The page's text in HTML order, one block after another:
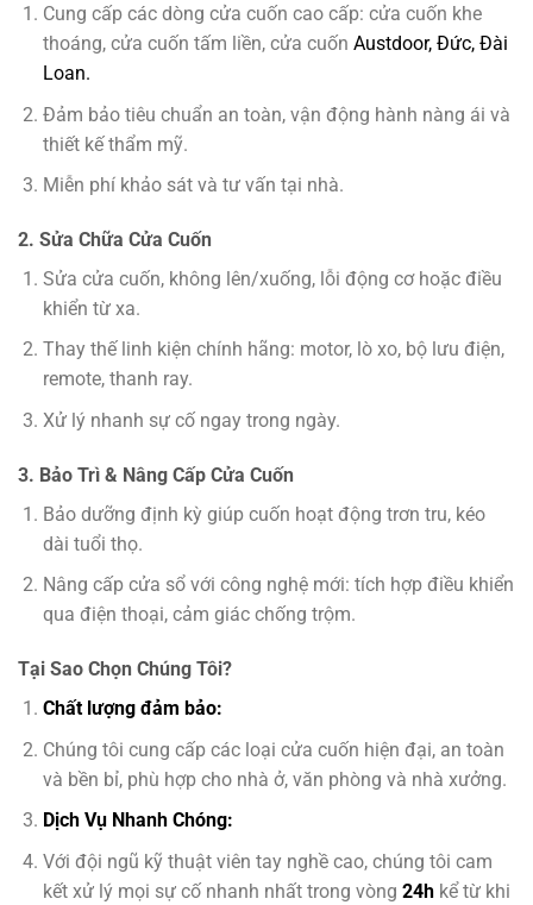
Cung cấp các dòng cửa cuốn cao cấp: cửa cuốn khe
thoáng, cửa cuốn tấm liền, cửa cuốn Austdoor, Đức, Đài
Loan.
Đảm bảo tiêu chuẩn an toàn, vận động hành nàng ái và
thiết kế thẩm mỹ.
Miễn phí khảo sát và tư vấn tại nhà.
2. Sửa Chữa Cửa Cuốn
Sửa cửa cuốn, không lên/xuống, lỗi động cơ hoặc điều
khiển từ xa.
Thay thế linh kiện chính hãng: motor, lò xo, bộ lưu điện,
remote, thanh ray.
Xử lý nhanh sự cố ngay trong ngày.
3. Bảo Trì & Nâng Cấp Cửa Cuốn
Bảo dưỡng định kỳ giúp cuốn hoạt động trơn tru, kéo
dài tuổi thọ.
Nâng cấp cửa sổ với công nghệ mới: tích hợp điều khiển
qua điện thoại, cảm giác chống trộm.
Tại Sao Chọn Chúng Tôi?
Chất lượng đảm bảo:
Chúng tôi cung cấp các loại cửa cuốn hiện đại, an toàn
và bền bỉ, phù hợp cho nhà ở, văn phòng và nhà xưởng.
Dịch Vụ Nhanh Chóng:
Với đội ngũ kỹ thuật viên tay nghề cao, chúng tôi cam
kết xử lý mọi sự cố nhanh nhất trong vòng 24hkể từ khi